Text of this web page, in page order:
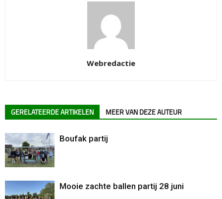
Webredactie
GERELATEERDE ARTIKELEN MEER VAN DEZE AUTEUR
Boufak partij
Mooie zachte ballen partij 28 juni